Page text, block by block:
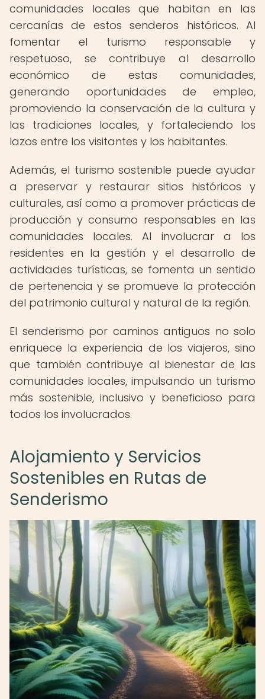
comunidades locales que habitan en las
cercanías de estos senderos históricos. Al
fomentar el turismo responsable y
respetuoso, se contribuye al desarrollo
económico de estas comunidades,
generando oportunidades de empleo,
promoviendo la conservación de la cultura y
las tradiciones locales, y fortaleciendo los
lazos entre los visitantes y los habitantes.
Además, el turismo sostenible puede ayudar
a preservar y restaurar sitios históricos y
culturales, así como a promover prácticas de
producción y consumo responsables en las
comunidades locales. Al involucrar a los
residentes en la gestión y el desarrollo de
actividades turísticas, se fomenta un sentido
de pertenencia y se promueve la protección
del patrimonio cultural y natural de la región.
El senderismo por caminos antiguos no solo
enriquece la experiencia de los viajeros, sino
que también contribuye al bienestar de las
comunidades locales, impulsando un turismo
más sostenible, inclusivo y beneficioso para
todos los involucrados.
Alojamiento y Servicios
Sostenibles en Rutas de
Senderismo